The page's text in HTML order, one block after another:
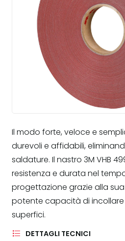
Il modo forte, veloce e
durevoli e affidabili,
saldature. Il nastro 3M VHB
resistenza e durata nel
progettazione grazie alla
potente capacità di
superfici.
DETTAGLI TECNICI